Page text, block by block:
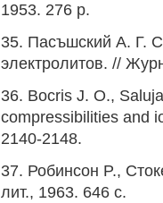
1953. 276 p.
35. Пасъшский А. Г.
электролитов. //
36. Bocris J. О.,
compressibilities and
2140-2148.
37. Робинсон P.,
лит., 1963. 646 с.